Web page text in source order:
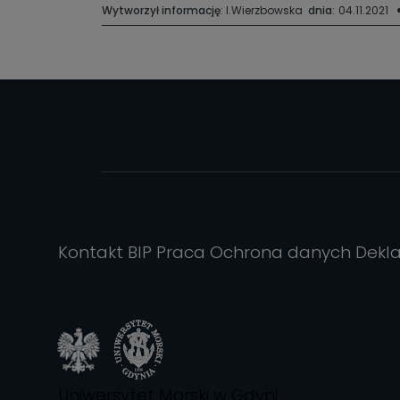
Wytworzył informację: I.Wierzbowska dnia: 04.11.2021
Kontakt BIP Praca Ochrona danych